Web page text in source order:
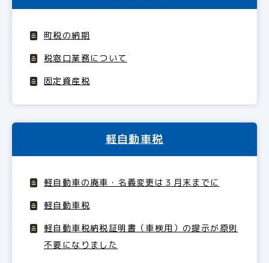
町税の納期
税窓口業務について
固定資産税
軽自動車税
軽自動車の廃車・名義変更は３月末までに
軽自動車税
軽自動車税納税証明書（車検用）の提示が原則
不要になりました